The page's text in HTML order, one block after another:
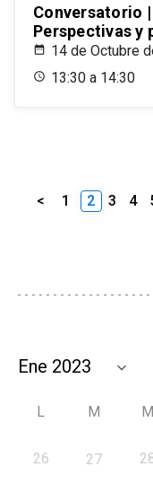
Conversatorio
Perspectivas y
14 de Octubre
13:30 a 14:30
< 1 2 3 4
L M M
26 27